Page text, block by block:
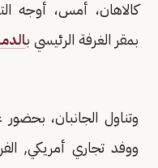
كالاهان، أمس، أوجه
بمقر الغرفة الرئيسي ب
وتناول الجانبان،
ووفد تجاري أمريكي,